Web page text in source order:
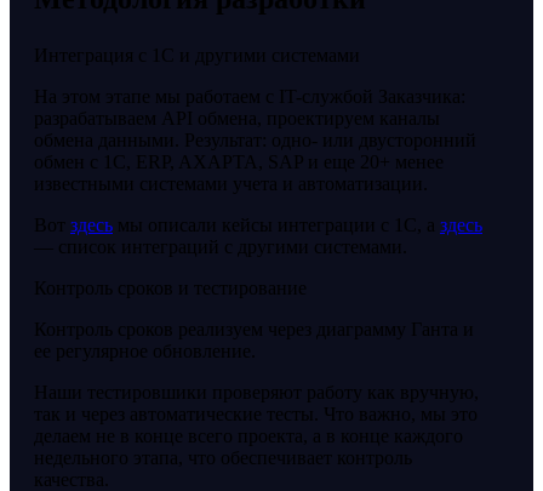
Интеграция с 1С и другими системами
На этом этапе мы работаем с IT-службой Заказчика:
разрабатываем API обмена, проектируем каналы
обмена данными. Результат: одно- или двусторонний
обмен с 1С, ERP, AXAPTA, SAP и еще 20+ менее
известными системами учета и автоматизации.
Вот здесь мы описали кейсы интеграции с 1С, а здесь
— список интеграций с другими системами.
Контроль сроков и тестирование
Контроль сроков реализуем через диаграмму Ганта и
ее регулярное обновление.
Наши тестировшики проверяют работу как вручную,
так и через автоматические тесты. Что важно, мы это
делаем не в конце всего проекта, а в конце каждого
недельного этапа, что обеспечивает контроль
качества.